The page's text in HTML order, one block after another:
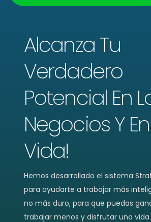
Alcanza Tu
Verdadero
Potencial En
Negocios Y
Vida!
Hemos desarrollado el sistema
para ayudarte a trabajar más
no más duro, para que puedas
trabajar menos y disfrutar una